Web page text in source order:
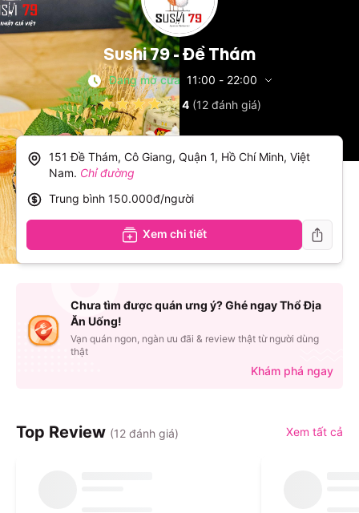
Sushi 79 - Đề Thám
Đang mở cửa 11:00 - 22:00
4 (12 đánh giá)
Top Review (12 đánh giá) Xem tất cả
151 Đề Thám, Cô Giang, Quận 1, Hồ Chí Minh, Việt
Nam. Chỉ đường
Trung bình 150.000đ/người
Xem chi tiết
Chưa tìm được quán ưng ý? Ghé ngay Thổ Địa
Ăn Uống!
Vạn quán ngon, ngàn ưu đãi & review thật từ người dùng
thật
Khám phá ngay